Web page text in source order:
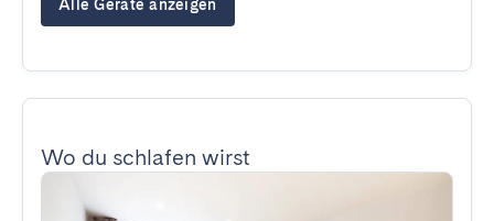
Alle Geräte anzeigen
Wo du schlafen wirst